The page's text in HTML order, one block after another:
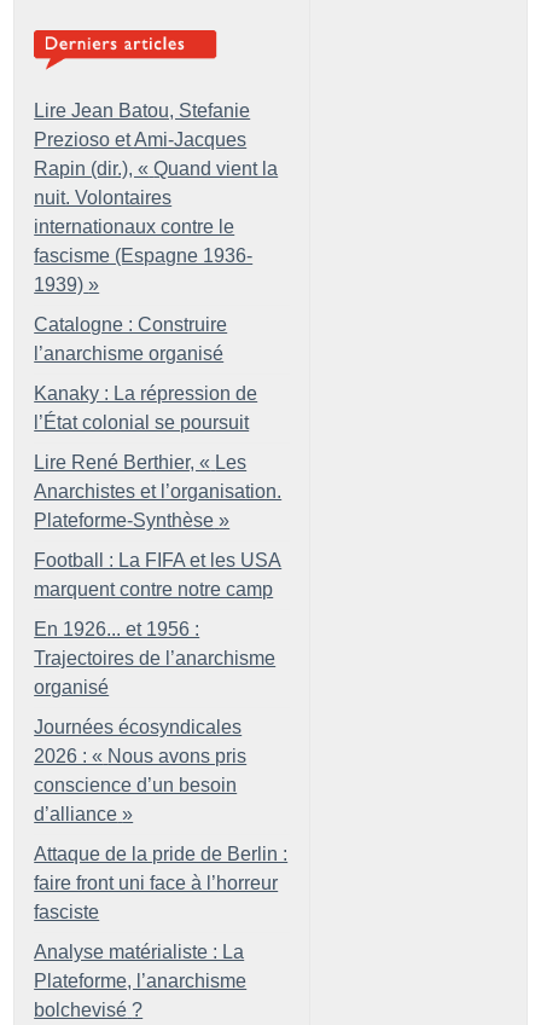
Lire Jean Batou, Stefanie
Prezioso et Ami-Jacques
Rapin (dir.), « Quand vient la
nuit. Volontaires
internationaux contre le
fascisme (Espagne 1936-
1939) »
Catalogne : Construire
l’anarchisme organisé
Kanaky : La répression de
l’État colonial se poursuit
Lire René Berthier, « Les
Anarchistes et l’organisation.
Plateforme-Synthèse »
Football : La FIFA et les USA
marquent contre notre camp
En 1926... et 1956 :
Trajectoires de l’anarchisme
organisé
Journées écosyndicales
2026 : « Nous avons pris
conscience d’un besoin
d’alliance »
Attaque de la pride de Berlin :
faire front uni face à l’horreur
fasciste
Analyse matérialiste : La
Plateforme, l’anarchisme
bolchevisé ?